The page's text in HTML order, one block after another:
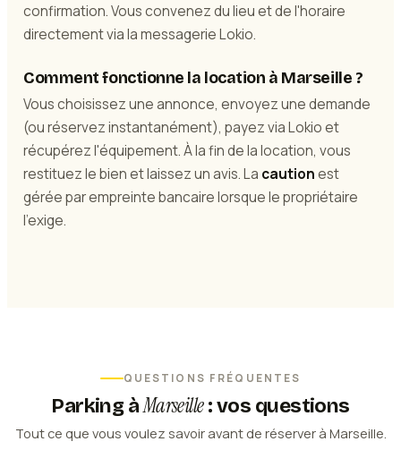
confirmation. Vous convenez du lieu et de l'horaire
directement via la messagerie Lokio.
Comment fonctionne la location à Marseille ?
Vous choisissez une annonce, envoyez une demande
(ou réservez instantanément), payez via Lokio et
récupérez l'équipement. À la fin de la location, vous
restituez le bien et laissez un avis. La cautionest
gérée par empreinte bancaire lorsque le propriétaire
l'exige.
QUESTIONS FRÉQUENTES
ParkingàMarseille: vos questions
Tout ce que vous voulez savoir avant de réserver à Marseille.